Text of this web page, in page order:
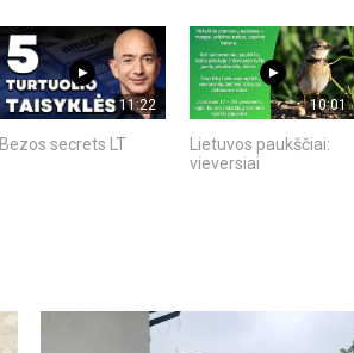
11:22
Bezos secrets LT
10:01
Lietuvos paukščiai:
vieversiai